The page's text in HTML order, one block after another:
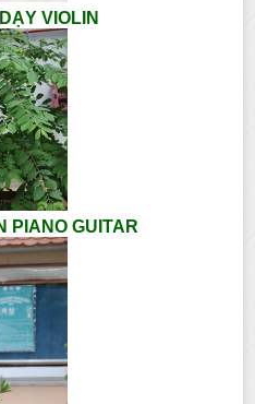
VIOLIN
PIANO GUITAR